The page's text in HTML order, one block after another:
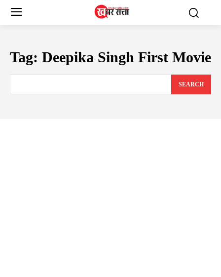
Tag: Deepika Singh First Movie
SEARCH